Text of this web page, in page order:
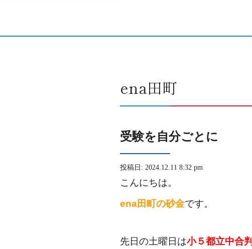
ena田町
受験を自分ごとに
投稿日: 2024.12.11 8:32 pm
こんにちは。
ena田町の砂金です。
先日の土曜日は小５都立中合判